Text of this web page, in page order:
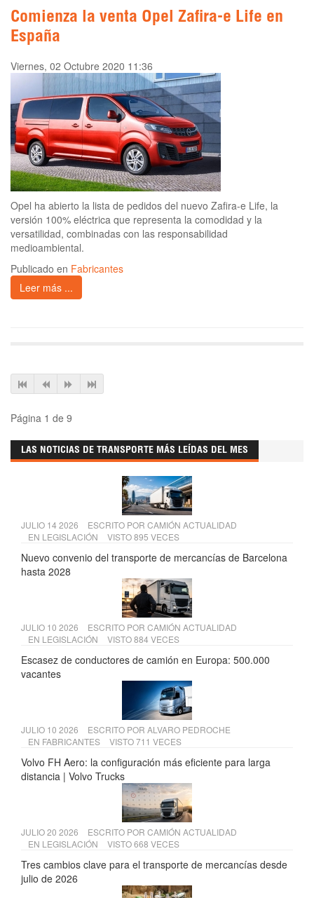
Comienza la venta Opel Zafira-e Life en
España
Viernes, 02 Octubre 2020 11:36
Opel ha abierto la lista de pedidos del nuevo Zafira-e Life, la
versión 100% eléctrica que representa la comodidad y la
versatilidad, combinadas con las responsabilidad
medioambiental.
Publicado en Fabricantes
Leer más ...
Página 1 de 9
LAS NOTICIAS DE TRANSPORTE MÁS LEÍDAS DEL MES
JULIO 14 2026 ESCRITO POR CAMIÓN ACTUALIDAD
EN LEGISLACIÓN VISTO 895 VECES
Nuevo convenio del transporte de mercancías de Barcelona
hasta 2028
JULIO 10 2026 ESCRITO POR CAMIÓN ACTUALIDAD
EN LEGISLACIÓN VISTO 884 VECES
Escasez de conductores de camión en Europa: 500.000
vacantes
JULIO 10 2026 ESCRITO POR ALVARO PEDROCHE
EN FABRICANTES VISTO 711 VECES
Volvo FH Aero: la configuración más eficiente para larga
distancia | Volvo Trucks
JULIO 20 2026 ESCRITO POR CAMIÓN ACTUALIDAD
EN LEGISLACIÓN VISTO 668 VECES
Tres cambios clave para el transporte de mercancías desde
julio de 2026